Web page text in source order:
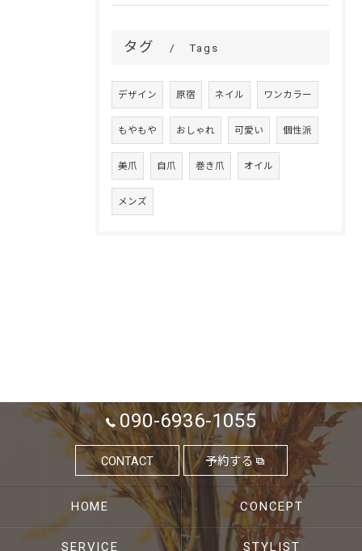
タグ Tags
デザイン 原宿 ネイル ワンカラー
もやもや おしゃれ 可愛い 個性派
美爪 自爪 巻き爪 オイル
メンズ
090-6936-1055
CONTACT 予約する
HOME CONCEPT
SERVICE STYLIST